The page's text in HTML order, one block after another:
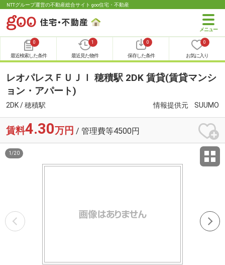
NTTグループ運営の不動産総合サイト goo住宅・不動産
0
最近検索した条件
1
最近見た物件
0
保存した条件
0
お気に入り
レオパレスＦＵＪＩ 穂積駅 2DK 賃貸(賃貸マンシ
ョン・アパート)
2DK / 穂積駅 情報提供元 SUUMO
賃料4.30万円 / 管理費等4500円
1 /20